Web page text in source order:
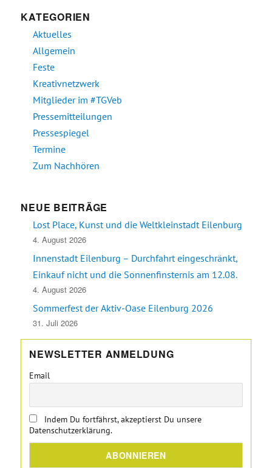
KATEGORIEN
Aktuelles
Allgemein
Feste
Kreativnetzwerk
Mitglieder im #TGVeb
Pressemitteilungen
Pressespiegel
Termine
Zum Nachhören
NEUE BEITRÄGE
Lost Place, Kunst und die Weltkleinstadt Eilenburg
4. August 2026
Innenstadt Eilenburg – Durchfahrt eingeschränkt,
Einkauf nicht und die Sonnenfinsternis am 12.08.
4. August 2026
Sommerfest der Aktiv-Oase Eilenburg 2026
31. Juli 2026
NEWSLETTER ANMELDUNG
Email
Indem Du fortfährst, akzeptierst Du unsere
Datenschutzerklärung.